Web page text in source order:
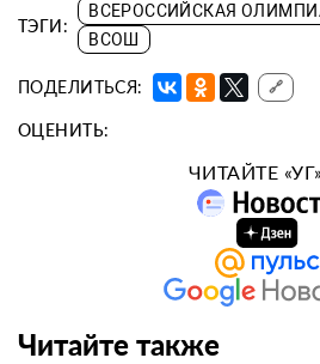
ТЭГИ:
ВСЕРОССИЙСКАЯ
ВСОШ
ПОДЕЛИТЬСЯ: 🔗
ОЦЕНИТЬ:
ЧИТАЙТЕ
Читайте также